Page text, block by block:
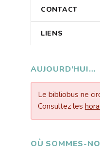
CONTACT
LIENS
AUJOURD’HUI…
Le bibliobus ne
Consultez les
OÙ SOMMES-